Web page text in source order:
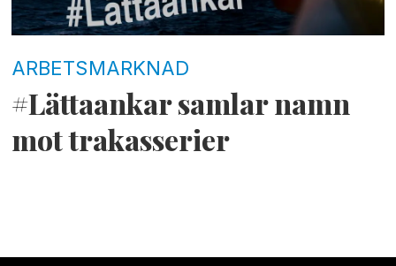
ARBETSMARKNAD
#Lättaankar samlar namn
mot trakasserier